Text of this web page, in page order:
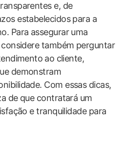
e, de
estabelecidos para a
Para assegurar uma
também ​perguntar
⁢ao cliente,
demonstram
Com essas dicas,
de que contratará um
e tranquilidade para